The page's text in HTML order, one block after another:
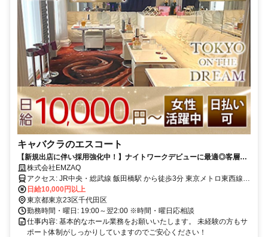
キャバクラのエスコート
【新規出店に伴い採用強化中！】ナイトワークデビューに最適◎客層が
良い飯田橋エリアで楽しく働けます☆
株式会社EMZAQ
アクセス: JR中央・総武線 飯田橋駅 から徒歩3分 東京メトロ東西線
飯田橋駅 から徒歩3分
日給10,000円以上
東京都東京23区千代田区
勤務時間・曜日: 19:00～翌2:00 ※時間・曜日応相談
仕事内容: 基本的なホール業務をお願いいたします。 未経験の方もサ
ポート体制がしっかりしていますのでご安心ください！